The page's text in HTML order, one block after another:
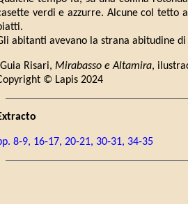
verdi e azzurre. Alcune col tetto
abitanti avevano la strana abitudine
Risari, Mirabasso e Altamira,
© Lapis 2024
8-9, 16-17, 20-21, 30-31, 34-35